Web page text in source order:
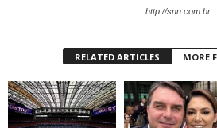
http://snn.com.br
RELATED ARTICLES MORE